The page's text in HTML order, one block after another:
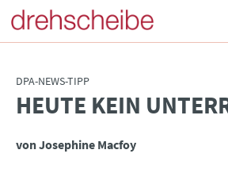
DPA-NEWS-TIPP
:HEUTE KEIN
von Josephine Macfoy